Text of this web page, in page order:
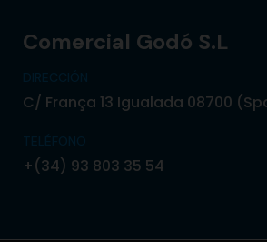
Comercial Godó S.L
DIRECCIÓN
C/ França 13 Igualada 08700
TELÉFONO
+(34) 93 803 35 54